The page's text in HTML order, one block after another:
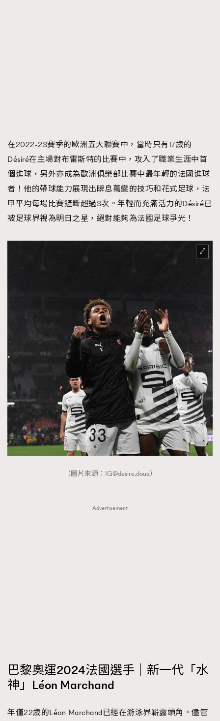
在2022-23賽季的歐洲五大聯賽中，當時只有17歲的
Désiré在主場對布雷斯特的比賽中，攻入了職業生涯中首
個進球，另外亦成為歐洲俱樂部比賽中最年輕的法國進球
者！他的帶球能力展現出瞬息萬變的技巧和花式足球，法
甲平均每場比賽鏟斷超過3次。年輕而充滿活力的Désiré已
被足球界視為明日之星，絕對能夠為法國足球爭光！
（圖片來源： IG@desire.doue）
Advertisement
巴黎奧運2024法國選手｜新一代「水
神」Léon Marchand
年僅22歲的Léon Marchand已經在游泳界嶄露頭角。儘管